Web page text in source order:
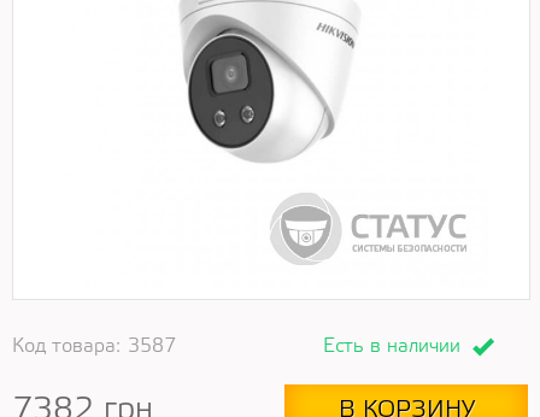
Код товара: 3587 Есть в наличии
7382 грн В КОРЗИНУ